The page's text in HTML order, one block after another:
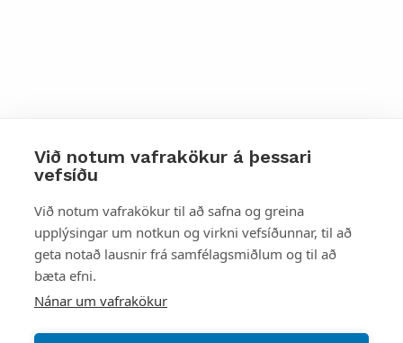
Við notum vafrakökur á þessari
vefsíðu
Við notum vafrakökur til að safna og greina
upplýsingar um notkun og virkni vefsíðunnar, til að
geta notað lausnir frá samfélagsmiðlum og til að
bæta efni.
Nánar um vafrakökur
Styttu þér leið
Mest skoðað
Starfsstöðvar